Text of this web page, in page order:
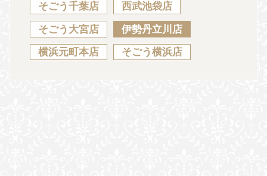
JA EN CH KO
そごう千葉店 西武池袋店
そごう大宮店 伊勢丹立川店
横浜元町本店 そごう横浜店